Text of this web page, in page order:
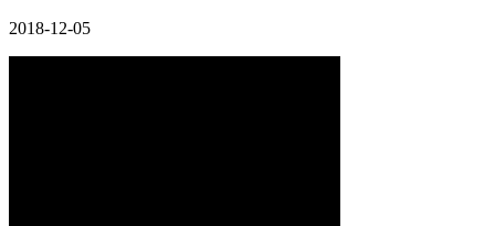
2018-12-05